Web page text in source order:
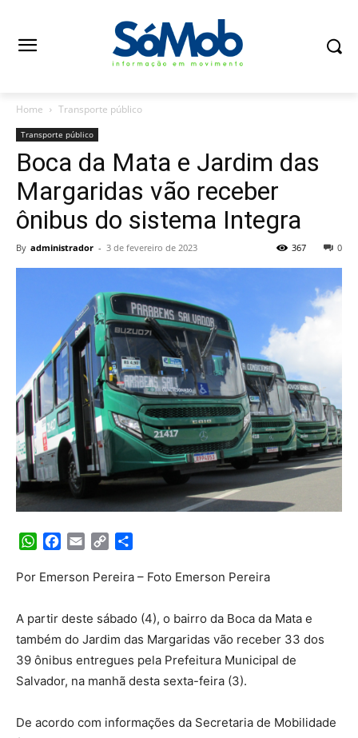
Home Transporte público
Transporte público
Boca da Mata e Jardim das
Margaridas vão receber
ônibus do sistema Integra
By administrador - 3 de fevereiro de 2023 0
367
WhatsApp
Facebook
Email Copy
Por Emerson Pereira – Foto Emerson Pereira
A partir deste sábado (4), o bairro da Boca da Mata e
também do Jardim das Margaridas vão receber 33 dos
39 ônibus entregues pela Prefeitura Municipal de
Salvador, na manhã desta sexta-feira (3).
De acordo com informações da Secretaria de Mobilidade